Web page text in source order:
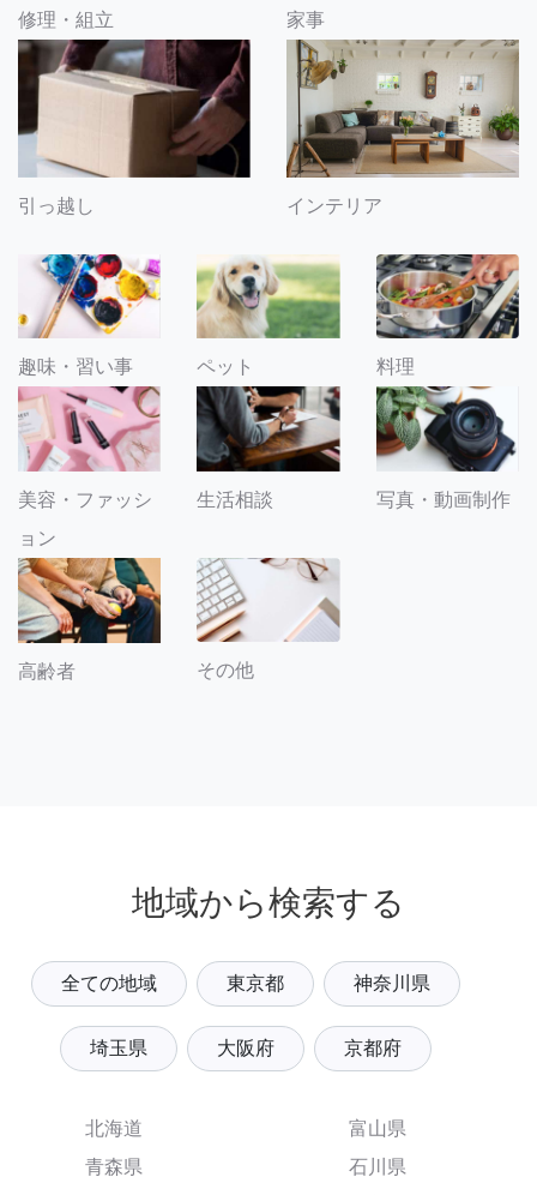
修理・組立 家事
引っ越し インテリア
趣味・習い事 ペット 料理
美容・ファッシ
ョン
生活相談 写真・動画制作
高齢者 その他
地域から検索する
全ての地域 東京都 神奈川県
埼玉県 大阪府 京都府
北海道
青森県
富山県
石川県